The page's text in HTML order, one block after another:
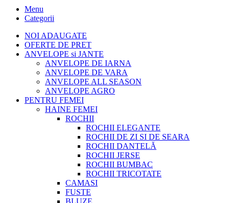
Menu
Categorii
NOI ADAUGATE
OFERTE DE PRET
ANVELOPE si JANTE
ANVELOPE DE IARNA
ANVELOPE DE VARA
ANVELOPE ALL SEASON
ANVELOPE AGRO
PENTRU FEMEI
HAINE FEMEI
ROCHII
ROCHII ELEGANTE
ROCHII DE ZI SI DE SEARA
ROCHII DANTELĂ
ROCHII JERSE
ROCHII BUMBAC
ROCHII TRICOTATE
CAMASI
FUSTE
BLUZE